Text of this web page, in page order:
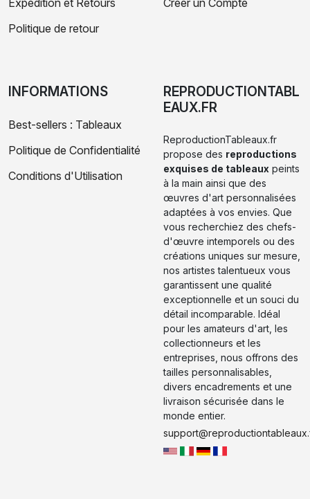
Expédition et Retours
Politique de retour
Créer un Compte
INFORMATIONS
Best-sellers : Tableaux
Politique de Confidentialité
Conditions d'Utilisation
REPRODUCTIONTABL
EAUX.FR
ReproductionTableaux.fr
propose des reproductions
exquises de tableaux peints
à la main ainsi que des
œuvres d'art personnalisées
adaptées à vos envies. Que
vous recherchiez des chefs-
d'œuvre intemporels ou des
créations uniques sur mesure,
nos artistes talentueux vous
garantissent une qualité
exceptionnelle et un souci du
détail incomparable. Idéal
pour les amateurs d'art, les
collectionneurs et les
entreprises, nous offrons des
tailles personnalisables,
divers encadrements et une
livraison sécurisée dans le
monde entier.